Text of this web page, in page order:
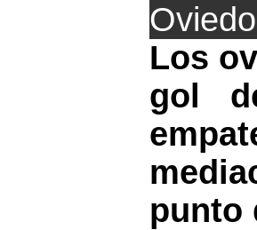
Oviedo
Los
gol
punto